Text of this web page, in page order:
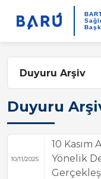
Duyuru Arşiv
Duyuru
10/11/2025
10 Kasım
Yönelik